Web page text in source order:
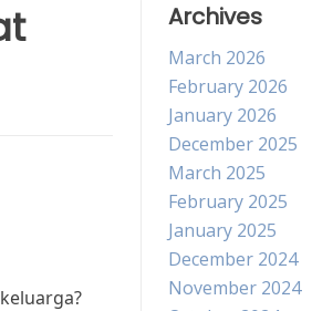
Archives
March 2026
February 2026
January 2026
December 2025
March 2025
February 2025
January 2025
December 2024
November 2024